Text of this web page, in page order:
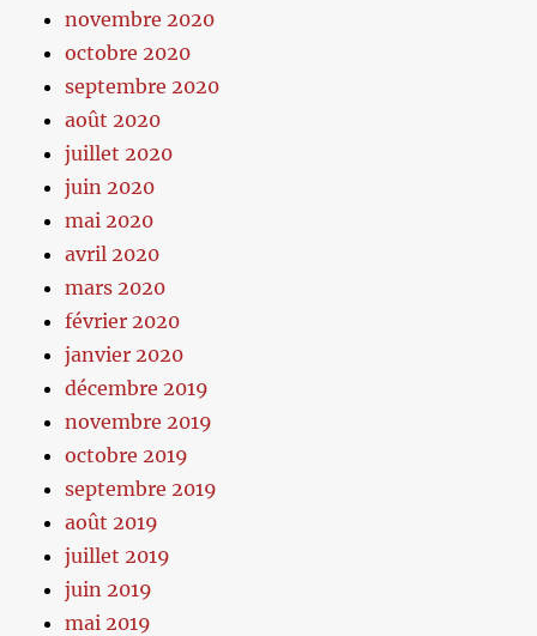
novembre 2020
octobre 2020
septembre 2020
août 2020
juillet 2020
juin 2020
mai 2020
avril 2020
mars 2020
février 2020
janvier 2020
décembre 2019
novembre 2019
octobre 2019
septembre 2019
août 2019
juillet 2019
juin 2019
mai 2019